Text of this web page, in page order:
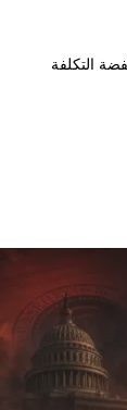
التكلفة